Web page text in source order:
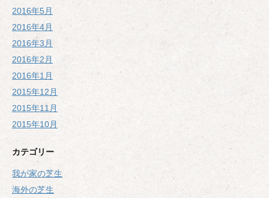
2016年5月
2016年4月
2016年3月
2016年2月
2016年1月
2015年12月
2015年11月
2015年10月
カテゴリー
我が家の芝生
海外の芝生